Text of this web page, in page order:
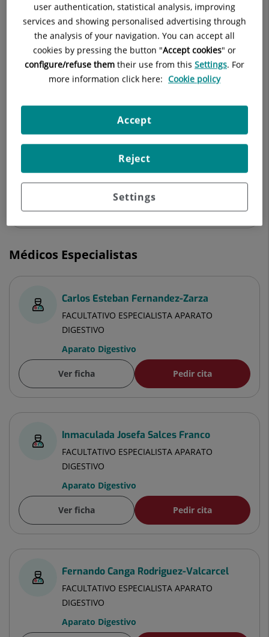
FACULTATIVO ESPECIALISTA APARATO
DIGESTIVO
Aparato Digestivo
Ver ficha Pedir cita
Beatriz Arberas Diez
FACULTATIVO ESPECIALISTA APARATO
Médicos Especialistas
Carlos Esteban Fernandez-Zarza
FACULTATIVO ESPECIALISTA APARATO
DIGESTIVO
Aparato Digestivo
Ver ficha Pedir cita
Inmaculada Josefa Salces Franco
FACULTATIVO ESPECIALISTA APARATO
DIGESTIVO
Aparato Digestivo
Ver ficha Pedir cita
Fernando Canga Rodriguez-Valcarcel
FACULTATIVO ESPECIALISTA APARATO
DIGESTIVO
Aparato Digestivo
user authentication, statistical analysis, improving
services and showing personalised advertising through
the analysis of your navigation. You can accept all
cookies by pressing the button "Accept cookies" or
configure/refuse them their use from this Settings. For
more information click here: Cookie policy
Settings
Reject
Accept